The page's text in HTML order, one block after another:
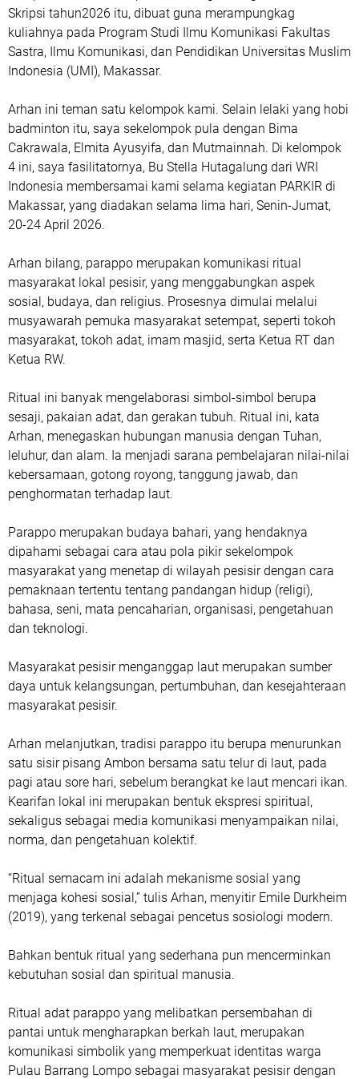
Skripsi tahun2026 itu, dibuat guna merampungkag
kuliahnya pada Program Studi Ilmu Komunikasi Fakultas
Sastra, Ilmu Komunikasi, dan Pendidikan Universitas Muslim
Indonesia (UMI), Makassar.
Arhan ini teman satu kelompok kami. Selain lelaki yang hobi
badminton itu, saya sekelompok pula dengan Bima
Cakrawala, Elmita Ayusyifa, dan Mutmainnah. Di kelompok
4 ini, saya fasilitatornya, Bu Stella Hutagalung dari WRI
Indonesia membersamai kami selama kegiatan PARKIR di
Makassar, yang diadakan selama lima hari, Senin-Jumat,
20-24 April 2026.
Arhan bilang, parappo merupakan komunikasi ritual
masyarakat lokal pesisir, yang menggabungkan aspek
sosial, budaya, dan religius. Prosesnya dimulai melalui
musyawarah pemuka masyarakat setempat, seperti tokoh
masyarakat, tokoh adat, imam masjid, serta Ketua RT dan
Ketua RW.
Ritual ini banyak mengelaborasi simbol-simbol berupa
sesaji, pakaian adat, dan gerakan tubuh. Ritual ini, kata
Arhan, menegaskan hubungan manusia dengan Tuhan,
leluhur, dan alam. Ia menjadi sarana pembelajaran nilai-nilai
kebersamaan, gotong royong, tanggung jawab, dan
penghormatan terhadap laut.
Parappo merupakan budaya bahari, yang hendaknya
dipahami sebagai cara atau pola pikir sekelompok
masyarakat yang menetap di wilayah pesisir dengan cara
pemaknaan tertentu tentang pandangan hidup (religi),
bahasa, seni, mata pencaharian, organisasi, pengetahuan
dan teknologi.
Masyarakat pesisir menganggap laut merupakan sumber
daya untuk kelangsungan, pertumbuhan, dan kesejahteraan
masyarakat pesisir.
Arhan melanjutkan, tradisi parappo itu berupa menurunkan
satu sisir pisang Ambon bersama satu telur di laut, pada
pagi atau sore hari, sebelum berangkat ke laut mencari ikan.
Kearifan lokal ini merupakan bentuk ekspresi spiritual,
sekaligus sebagai media komunikasi menyampaikan nilai,
norma, dan pengetahuan kolektif.
“Ritual semacam ini adalah mekanisme sosial yang
menjaga kohesi sosial,” tulis Arhan, menyitir Emile Durkheim
(2019), yang terkenal sebagai pencetus sosiologi modern.
Bahkan bentuk ritual yang sederhana pun mencerminkan
kebutuhan sosial dan spiritual manusia.
Ritual adat parappo yang melibatkan persembahan di
pantai untuk mengharapkan berkah laut, merupakan
komunikasi simbolik yang memperkuat identitas warga
Pulau Barrang Lompo sebagai masyarakat pesisir dengan